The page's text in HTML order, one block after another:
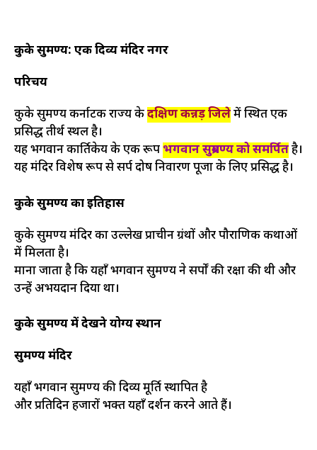
कुके सुब्रमण्य: एक दिव्य मंदिर नगर
परिचय
कुके सुब्रमण्य कर्नाटक राज्य केदक्षिण कन्नड़ जिलेमें स्थित एक
प्रसिद्ध तीर्थ स्थल है।
यह भगवान कार्तिकेय के एक रूप भगवान सुब्रमण्य को समर्पितहै।
यह मंदिर विशेष रूप से सर्प दोष निवारण पूजा के लिए प्रसिद्ध है।
कुके सुब्रमण्य का इतिहास
कुके सुब्रमण्य मंदिर का उल्लेख प्राचीन ग्रंथों और पौराणिक कथाओं
में मिलता है।
माना जाता है कि यहाँ भगवान सुब्रमण्य ने सर्पों की रक्षा की थी और
उन्हें अभयदान दिया था।
कुके सुब्रमण्य में देखने योग्य स्थान
सुब्रमण्य मंदिर
यहाँ भगवान सुब्रमण्य की दिव्य मूर्ति स्थापित है
और प्रतिदिन हजारों भक्त यहाँ दर्शन करने आते हैं।